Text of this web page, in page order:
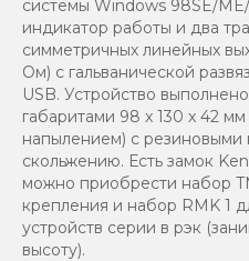
системы Windows 98SE/
индикатор работы и два
симметричных линейных
Ом) с гальванической
USB. Устройство
габаритами 98 x 130 x 42
напылением) с
скольжению. Есть замок
можно приобрести набор
крепления и набор RMK 1
устройств серии в рэк
высоту).